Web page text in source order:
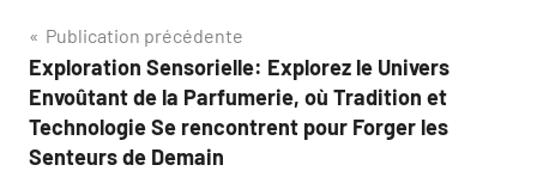
Navigation
de
l’article
Publication précédente
Exploration Sensorielle: Explorez le Univers
Envoûtant de la Parfumerie, où Tradition et
Technologie Se rencontrent pour Forger les
Senteurs de Demain